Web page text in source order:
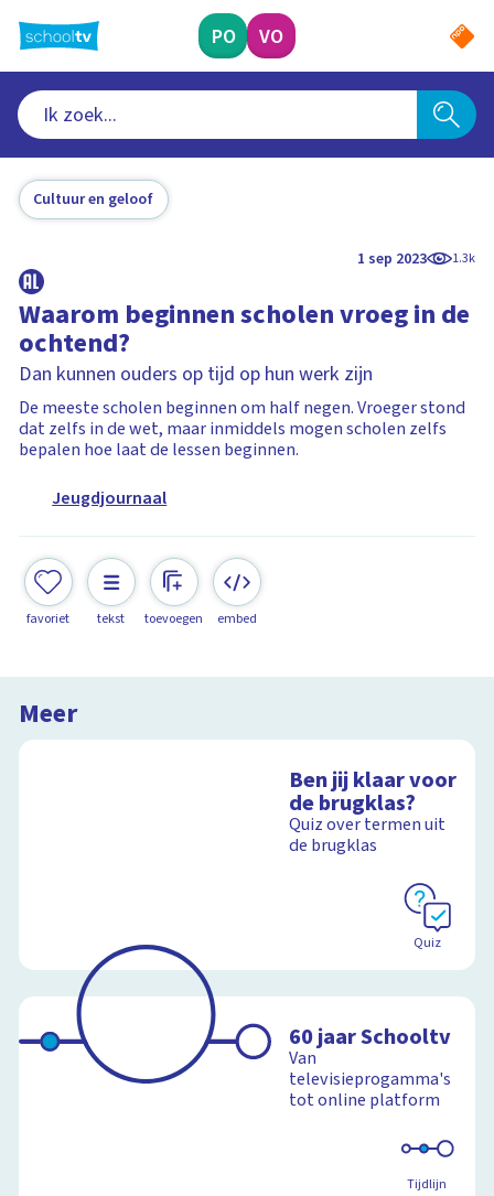
naar
hoofdinhoud
PO VO
Cultuur en geloof
1 sep 2023 1.3k
Waarom beginnen scholen vroeg in de
ochtend?
Dan kunnen ouders op tijd op hun werk zijn
De meeste scholen beginnen om half negen. Vroeger stond
dat zelfs in de wet, maar inmiddels mogen scholen zelfs
bepalen hoe laat de lessen beginnen.
Jeugdjournaal
favoriet tekst toevoegen embed
Meer
Ben jij klaar voor
de brugklas?
Quiz over termen uit
de brugklas
Quiz
60 jaar Schooltv
Van
televisieprogamma's
tot online platform
Tijdlijn